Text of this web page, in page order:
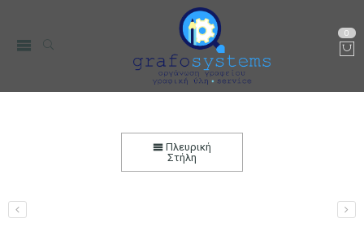
0
Αποθεμάτων 17×25 3πλότυπο, Αυτογραφικό
Χαρτικά-Είδη Γραφείου Λογιστικά Έντυπα
Πλευρική
Στήλη